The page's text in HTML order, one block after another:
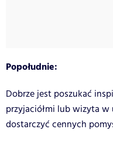
Popołudnie:
Dobrze jest poszukać
przyjaciółmi lub wizyta
dostarczyć cennych